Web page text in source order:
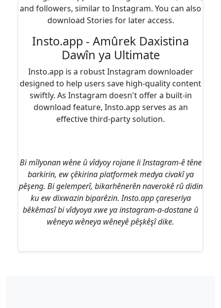
and followers, similar to Instagram. You can also
download Stories for later access.
Insto.app - Amûrek Daxistina
Dawîn ya Ultimate
Insto.app is a robust Instagram downloader
designed to help users save high-quality content
swiftly. As Instagram doesn't offer a built-in
download feature, Insto.app serves as an
effective third-party solution.
Bi mîlyonan wêne û vîdyoy rojane li Instagram-ê têne
barkirin, ew çêkirina platformek medya civakî ya
pêşeng. Bi gelemperî, bikarhênerên naverokê rû didin
ku ew dixwazin biparêzin. Insto.app çareseriya
bêkêmasî bi vîdyoya xwe ya instagram-a-dostane û
wêneya wêneya wêneyê pêşkêşî dike.